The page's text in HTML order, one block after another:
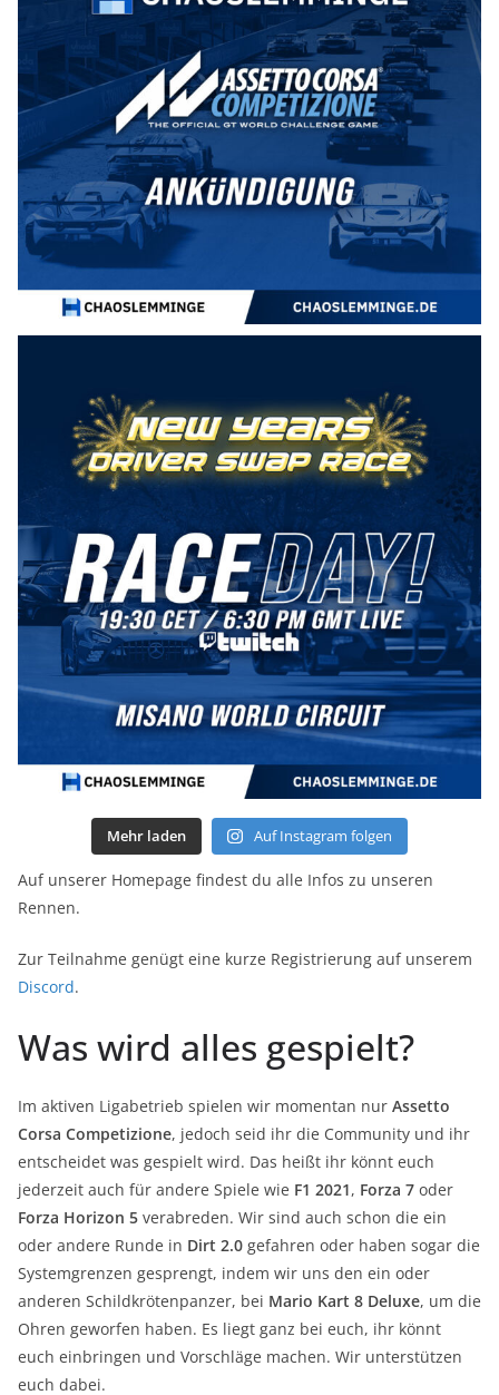
Mehr laden Auf Instagram folgen
Auf unserer Homepage findest du alle Infos zu unseren
Rennen.
Zur Teilnahme genügt eine kurze Registrierung auf unserem
Discord.
Was wird alles gespielt?
Im aktiven Ligabetrieb spielen wir momentan nur Assetto
Corsa Competizione, jedoch seid ihr die Community und ihr
entscheidet was gespielt wird. Das heißt ihr könnt euch
jederzeit auch für andere Spiele wie F1 2021, Forza 7 oder
Forza Horizon 5 verabreden. Wir sind auch schon die ein
oder andere Runde in Dirt 2.0 gefahren oder haben sogar die
Systemgrenzen gesprengt, indem wir uns den ein oder
anderen Schildkrötenpanzer, bei Mario Kart 8 Deluxe, um die
Ohren geworfen haben. Es liegt ganz bei euch, ihr könnt
euch einbringen und Vorschläge machen. Wir unterstützen
euch dabei.